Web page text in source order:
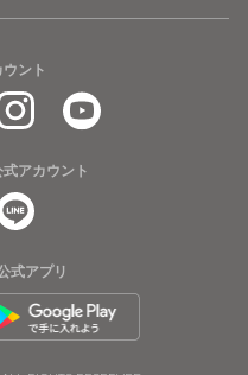
ント
アカウント
式アプリ